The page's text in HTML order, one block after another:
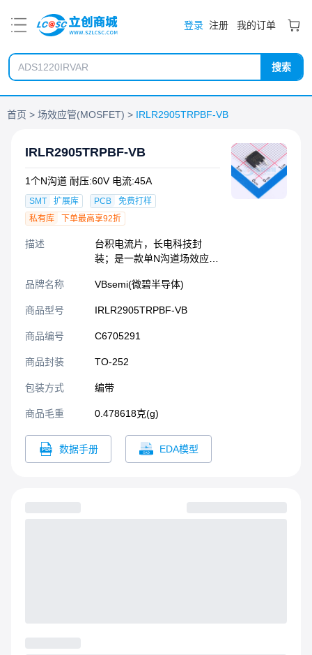
登录 注册 我的订单
搜索
首页 场效应管(MOSFET) IRLR2905TRPBF-VB
IRLR2905TRPBF-VB
1个N沟道 耐压:60V 电流:45A
SMT 扩展库 PCB
免费打样
私有库
下单最高享92折
描述
台积电流片，长电科技封
装；是一款单N沟道场效应
的特性，可满足不同应用的
的电源供应模块、电动工
具、电动车控制器、LED照
Channel沟道,60V；45A；
Vth=1~3V；
品牌名称 VBsemi(微碧半导体)
商品型号 IRLR2905TRPBF-VB
商品编号 C6705291
商品封装 TO-252​
包装方式 编带
商品毛重 0.478618克(g)
数据手册 EDA模型